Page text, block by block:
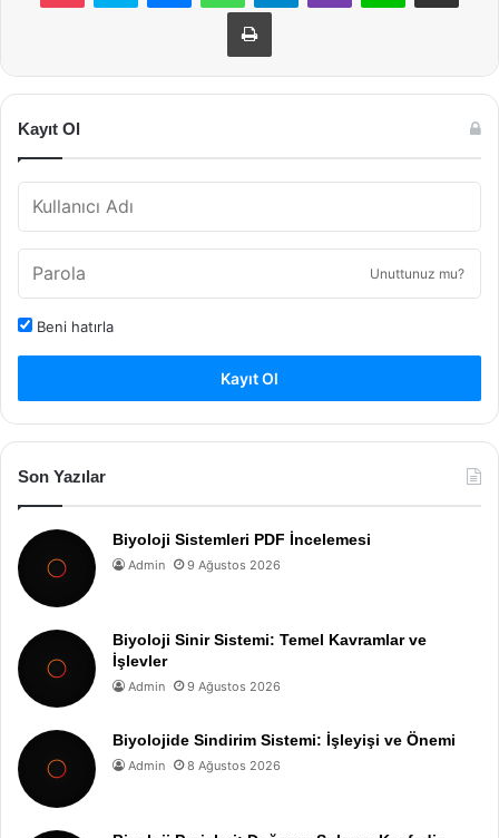
Yazdır
Kayıt Ol
Unuttunuz mu?
Beni hatırla
Kayıt Ol
Son Yazılar
Biyoloji Sistemleri PDF İncelemesi
Admin 9 Ağustos 2026
Biyoloji Sinir Sistemi: Temel Kavramlar ve
İşlevler
Admin 9 Ağustos 2026
Biyolojide Sindirim Sistemi: İşleyişi ve Önemi
Admin 8 Ağustos 2026